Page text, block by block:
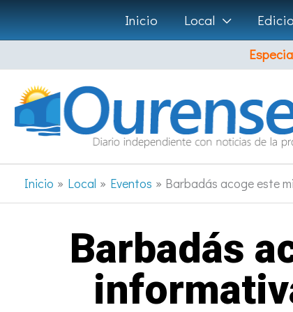
Ir
al
contenido
Inicio Local
Inicio Local Eventos Barbadás acoge este
Barbadás